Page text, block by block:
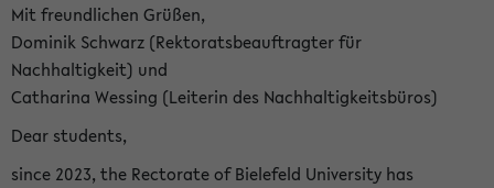
Mit freundlichen Grüßen,
Dominik Schwarz (Rektoratsbeauftragter für
Nachhaltigkeit) und
Catharina Wessing (Leiterin des Nachhaltigkeitsbüros)
Dear students,
since 2023, the Rectorate of Bielefeld University has